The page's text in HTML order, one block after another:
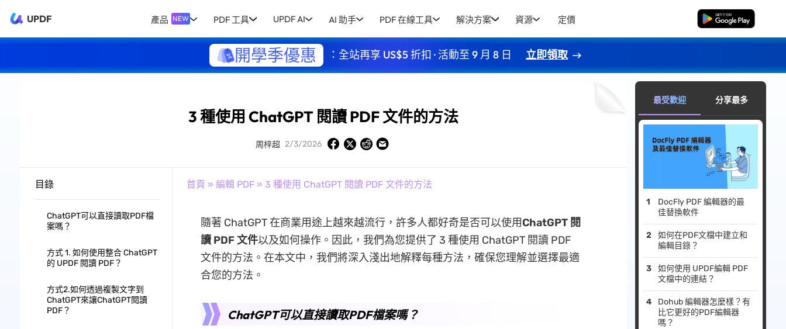
UPDF 產品 NEW PDF 工具 UPDF AI AI 助手 PDF 在線工具 解決方案 資源 定價 免費下載
開學季優惠 ：全站再享 US$5 折扣 · 活動至 9 月 8 日 立即領取
3 種使用 ChatGPT 閱讀 PDF 文件的方法
周梓超 2/3/2026
目錄
ChatGPT可以直接讀取PDF檔
案嗎？
方式 1. 如何使用整合 ChatGPT
的 UPDF 閱讀 PDF？
方式2.如何透過複製文字到
ChatGPT來讓ChatGPT閱讀
PDF？
首頁 » 編輯 PDF» 3 種使用 ChatGPT 閱讀 PDF 文件的方法
隨著 ChatGPT 在商業用途上越來越流行，許多人都好奇是否可以使用ChatGPT 閱
讀 PDF 文件以及如何操作。因此，我們為您提供了 3 種使用 ChatGPT 閱讀 PDF
文件的方法。在本文中，我們將深入淺出地解釋每種方法，確保您理解並選擇最適
合您的方法。
ChatGPT可以直接讀取PDF檔案嗎？
最受歡迎 分享最多
DocFly PDF 編輯器的最
佳替換軟件
如何在PDF文檔中建立和
編輯目錄？
如何使用 UPDF編輯 PDF
文檔中的連結？
Dohub 編輯器怎麼樣？有
比它更好的PDF編輯器
嗎？